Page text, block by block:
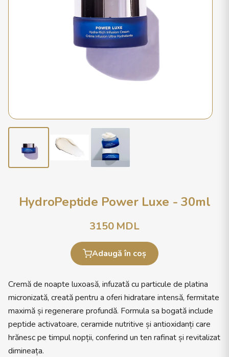
HydroPeptide Power Luxe - 30ml
3150MDL
Adaugă în coș
Cremă de noapte luxoasă, infuzată cu particule de platina
micronizată, creată pentru a oferi hidratare intensă, fermitate
maximă și regenerare profundă. Formula sa bogată include
peptide activatoare, ceramide nutritive și antioxidanți care
hrănesc pe timpul nopții, conferind un ten rafinat și revitalizat
dimineața.